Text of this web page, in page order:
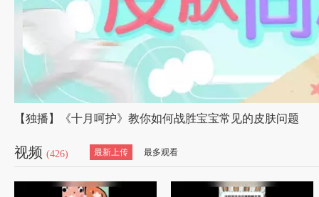
【独播】《十月呵护》教你如何战胜宝宝常见的皮肤问题
视频 (426) 最新上传 最多观看